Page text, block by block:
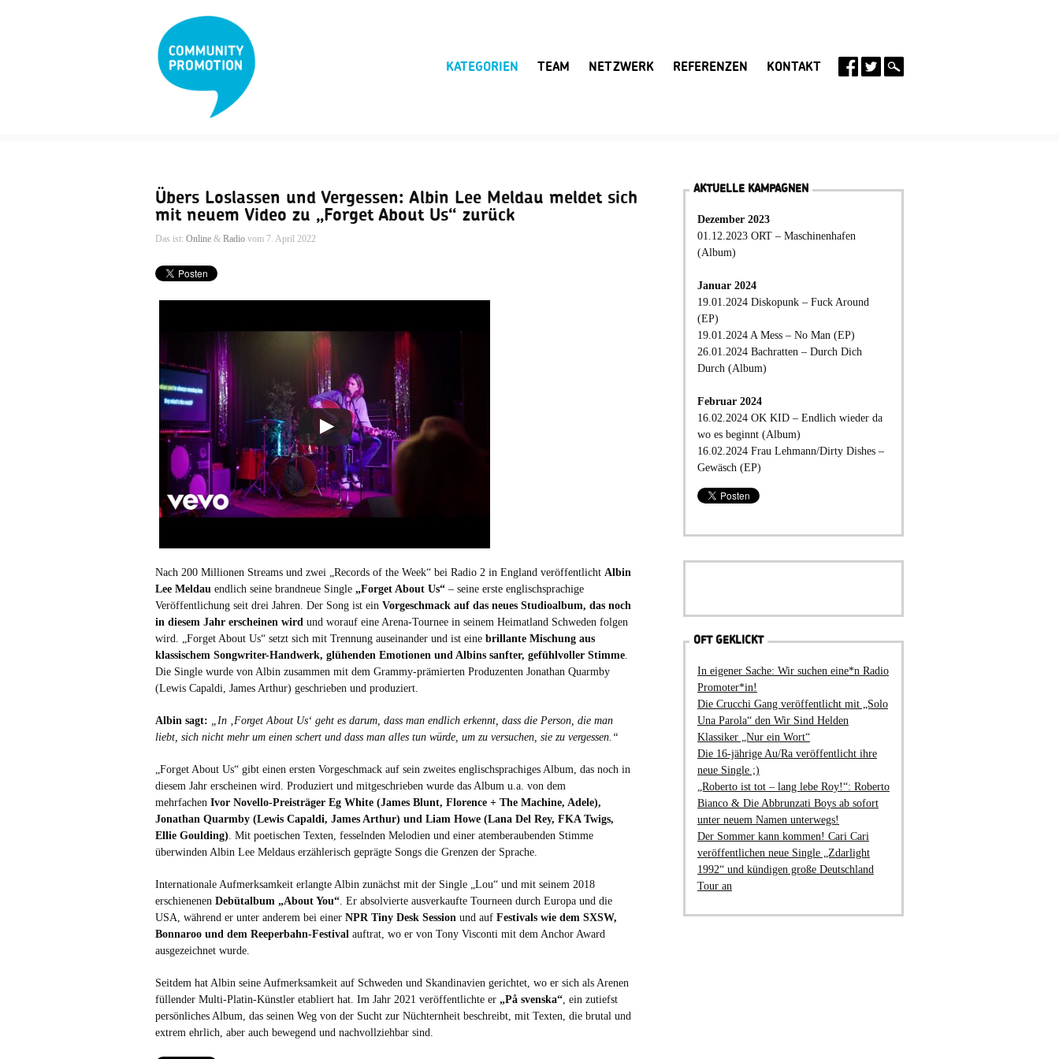
KATEGORIEN TEAM NETZWERK REFERENZEN KONTAKT
Übers Loslassen und Vergessen: Albin Lee Meldau meldet sich
mit neuem Video zu „Forget About Us“ zurück
Das ist: Online & Radio vom 7. April 2022
Nach 200 Millionen Streams und zwei „Records of the Week“ bei Radio 2 in England veröffentlicht Albin
Lee Meldau endlich seine brandneue Single „Forget About Us“ – seine erste englischsprachige
Veröffentlichung seit drei Jahren. Der Song ist ein Vorgeschmack auf das neues Studioalbum, das noch
in diesem Jahr erscheinen wird und worauf eine Arena-Tournee in seinem Heimatland Schweden folgen
wird.
„Forget About Us“ setzt sich mit Trennung auseinander und ist eine brillante Mischung aus
klassischem Songwriter-Handwerk, glühenden Emotionen und Albins sanfter, gefühlvoller Stimme
Die Single wurde von Albin zusammen mit dem Grammy-prämierten Produzenten Jonathan Quarmby
(Lewis Capaldi, James Arthur) geschrieben und produziert.
Albin sagt: „In ‚Forget About Us‘ geht es darum, dass man endlich erkennt, dass die Person, die man
liebt, sich nicht mehr um einen schert und dass man alles tun würde, um zu versuchen, sie zu vergessen.“
„Forget About Us“ gibt einen ersten Vorgeschmack auf sein zweites englischsprachiges Album, das noch in
diesem Jahr erscheinen wird. Produziert und mitgeschrieben wurde das Album u.a. von dem
mehrfachen Ivor Novello-Preisträger Eg White (James Blunt, Florence + The Machine, Adele),
Jonathan Quarmby (Lewis Capaldi, James Arthur) und Liam Howe (Lana Del Rey, FKA Twigs,
Ellie Goulding) . Mit poetischen Texten, fesselnden Melodien und einer atemberaubenden Stimme
überwinden Albin Lee Meldaus erzählerisch geprägte Songs die Grenzen der Sprache.
Internationale Aufmerksamkeit erlangte Albin zunächst mit der Single „Lou“ und mit seinem 2018
erschienenen Debütalbum „About You“ . Er absolvierte ausverkaufte Tourneen durch Europa und die
USA, während er unter anderem bei einer NPR Tiny Desk Session und auf Festivals wie dem SXSW,
Bonnaroo und dem Reeperbahn-Festival auftrat, wo er von Tony Visconti mit dem Anchor Award
ausgezeichnet wurde.
Seitdem hat Albin seine Aufmerksamkeit auf Schweden und Skandinavien gerichtet, wo er sich als Arenen
füllender Multi-Platin-Künstler etabliert hat. Im Jahr 2021 veröffentlichte er „På svenska“ , ein zutiefst
persönliches Album, das seinen Weg von der Sucht zur Nüchternheit beschreibt, mit Texten, die brutal und
extrem ehrlich, aber auch bewegend und nachvollziehbar sind.
AKTUELLE KAMPAGNEN
Dezember 2023
01.12.2023 ORT – Maschinenhafen
(Album)
Januar 2024
19.01.2024 Diskopunk – Fuck Around
(EP)
19.01.2024 A Mess – No Man (EP)
26.01.2024 Bachratten – Durch Dich
Durch (Album)
Februar 2024
16.02.2024 OK KID – Endlich wieder da
wo es beginnt (Album)
16.02.2024 Frau Lehmann/Dirty Dishes –
Gewäsch (EP)
OFT GEKLICKT
In eigener Sache: Wir suchen eine*n Radio
Promoter*in!
Die Crucchi Gang veröffentlicht mit „Solo
Una Parola“ den Wir Sind Helden
Klassiker „Nur ein Wort“
Die 16-jährige Au/Ra veröffentlicht ihre
neue Single ;)
„Roberto ist tot – lang lebe Roy!“: Roberto
Bianco & Die Abbrunzati Boys ab sofort
unter neuem Namen unterwegs!
Der Sommer kann kommen! Cari Cari
veröffentlichen neue Single „Zdarlight
1992“ und kündigen große Deutschland
Tour an